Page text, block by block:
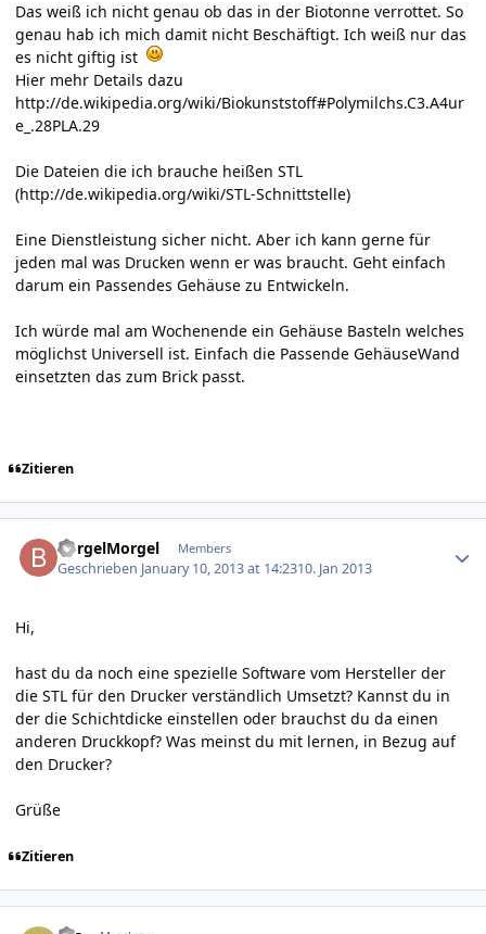
Das weiß ich nicht genau ob das in der Biotonne verrottet. So
genau hab ich mich damit nicht Beschäftigt. Ich weiß nur das
es nicht giftig ist
Hier mehr Details dazu
http://de.wikipedia.org/wiki/Biokunststoff#Polymilchs.C3.A4ur
e_.28PLA.29
Die Dateien die ich brauche heißen STL
(http://de.wikipedia.org/wiki/STL-Schnittstelle)
Eine Dienstleistung sicher nicht. Aber ich kann gerne für
jeden mal was Drucken wenn er was braucht. Geht einfach
darum ein Passendes Gehäuse zu Entwickeln.
Ich würde mal am Wochenende ein Gehäuse Basteln welches
möglichst Universell ist. Einfach die Passende GehäuseWand
einsetzten das zum Brick passt.
Zitieren
BorgelMorgel Members
Geschrieben January 10, 2013 at 14:2310. Jan 2013
Hi,
hast du da noch eine spezielle Software vom Hersteller der
die STL für den Drucker verständlich Umsetzt? Kannst du in
der die Schichtdicke einstellen oder brauchst du da einen
anderen Druckkopf? Was meinst du mit lernen, in Bezug auf
den Drucker?
Grüße
Zitieren